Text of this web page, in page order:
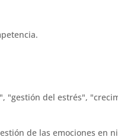
"gestión del estrés",
de las emociones en